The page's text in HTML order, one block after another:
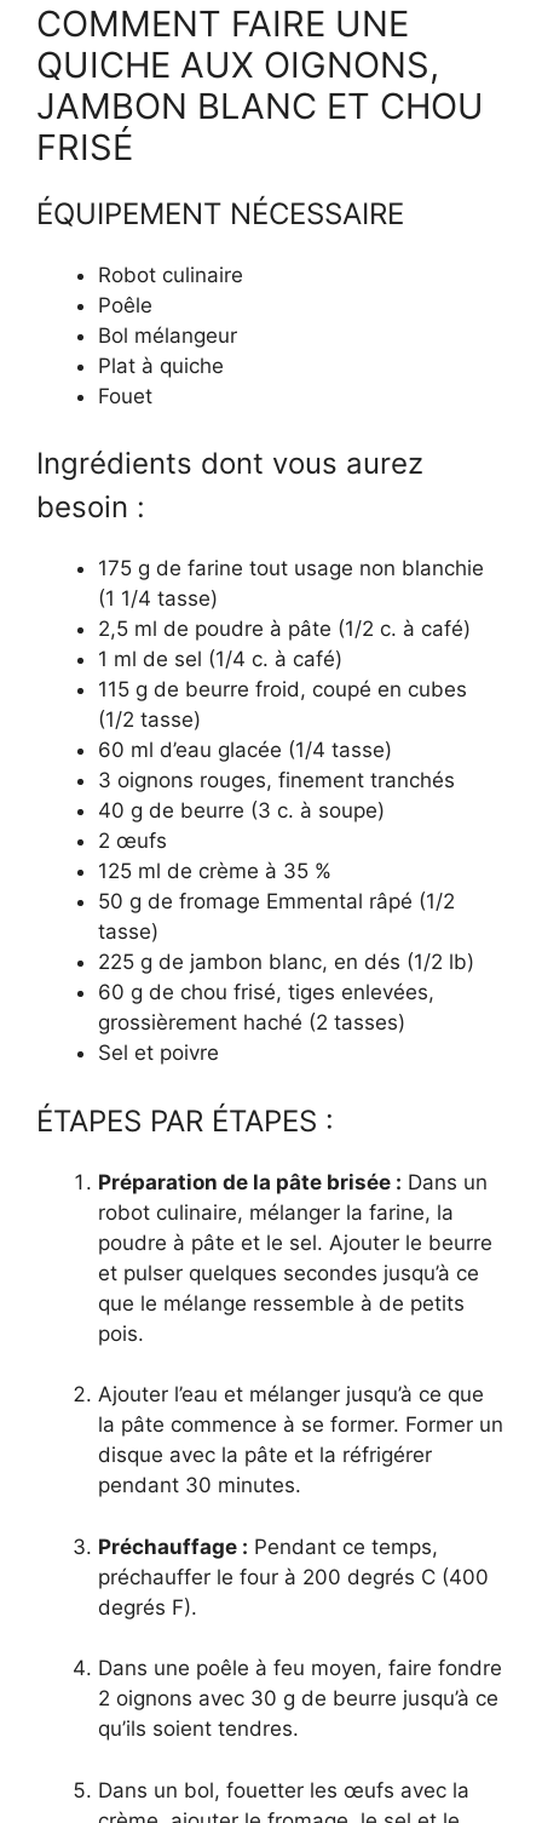
COMMENT FAIRE UNE
QUICHE AUX OIGNONS,
JAMBON BLANC ET CHOU
FRISÉ
ÉQUIPEMENT NÉCESSAIRE
Robot culinaire
Poêle
Bol mélangeur
Plat à quiche
Fouet
Ingrédients dont vous aurez
besoin :
175 g de farine tout usage non blanchie
(1 1/4 tasse)
2,5 ml de poudre à pâte (1/2 c. à café)
1 ml de sel (1/4 c. à café)
115 g de beurre froid, coupé en cubes
(1/2 tasse)
60 ml d’eau glacée (1/4 tasse)
3 oignons rouges, finement tranchés
40 g de beurre (3 c. à soupe)
2 œufs
125 ml de crème à 35 %
50 g de fromage Emmental râpé (1/2
tasse)
225 g de jambon blanc, en dés (1/2 lb)
60 g de chou frisé, tiges enlevées,
grossièrement haché (2 tasses)
Sel et poivre
ÉTAPES PAR ÉTAPES :
Préparation de la pâte brisée : Dans un
robot culinaire, mélanger la farine, la
poudre à pâte et le sel. Ajouter le beurre
et pulser quelques secondes jusqu’à ce
que le mélange ressemble à de petits
pois.
Ajouter l’eau et mélanger jusqu’à ce que
la pâte commence à se former. Former un
disque avec la pâte et la réfrigérer
pendant 30 minutes.
Préchauffage : Pendant ce temps,
préchauffer le four à 200 degrés C (400
degrés F).
Dans une poêle à feu moyen, faire fondre
2 oignons avec 30 g de beurre jusqu’à ce
qu’ils soient tendres.
Dans un bol, fouetter les œufs avec la